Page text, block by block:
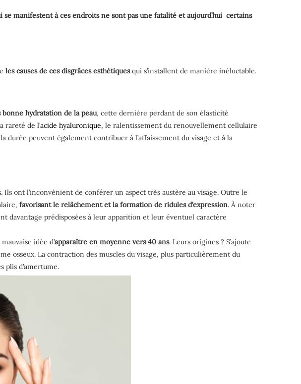
manifestent à ces endroits ne sont pas une fatalité et aujourd’hui certains
les causes de ces disgrâces esthétiquesqui s’installent de manière inéluctable.
hydratation de la peau, cette dernière perdant de son élasticité
rareté de l’acide hyaluronique, le ralentissement du renouvellement cellulaire
durée peuvent également contribuer à l’affaissement du visage et à la
ont l’inconvénient de conférer un aspect très austère au visage. Outre le
favorisant le relâchement et la formation de ridules d’expression. À noter
davantage prédisposées à leur apparition et leur éventuel caractère
idée d’apparaître en moyenne vers 40 ans. Leurs origines ? S’ajoute
osseux. La contraction des muscles du visage, plus particulièrement du
plis d’amertume.